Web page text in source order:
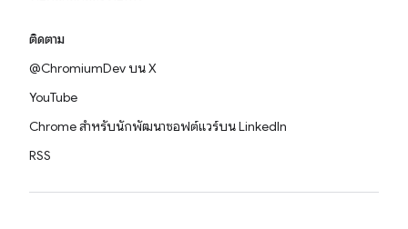
ติดตาม
@ChromiumDev บน X
YouTube
Chrome สำหรับนักพัฒนาซอฟต์แวร์บน LinkedIn
RSS